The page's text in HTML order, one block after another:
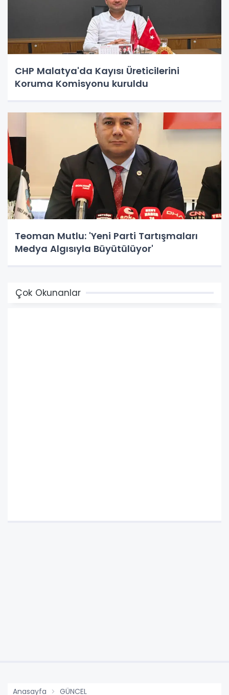
CHP Malatya'da Kayısı Üreticilerini
Koruma Komisyonu kuruldu
Teoman Mutlu: 'Yeni Parti Tartışmaları
Medya Algısıyla Büyütülüyor'
Çok Okunanlar
Anasayfa GÜNCEL